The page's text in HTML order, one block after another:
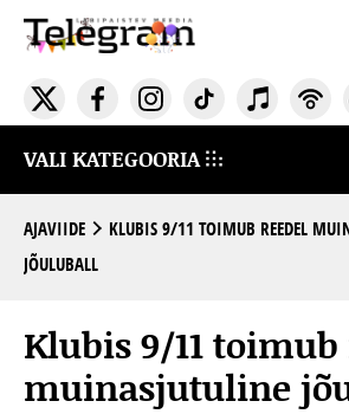
VALI KATEGOORIA
AJAVIIDE
KLUBIS 9/11 TOIMUB REEDEL
JÕULUBALL
Klubis 9/11 toimub
muinasjutuline